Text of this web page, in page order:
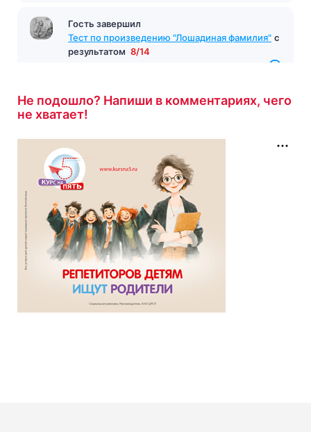
Гость завершил
Тест по произведению "Лошадиная фамилия" с
результатом 8/14
Не подошло? Напиши в комментариях, чего
не хватает!